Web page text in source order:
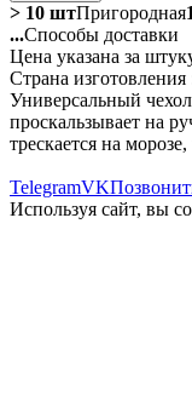
> 10 штПригородная
...Способы доставки
Цена указана за
Страна
Универсальный
проскальзывает на
трескается на
TelegramVK
Используя сайт, вы